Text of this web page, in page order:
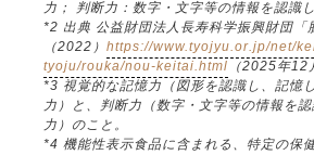
力； 判断力：数字・文字等の情報を認識
*2 出典 公益財団法人長寿科学振興財団「
（2022） https://www.tyojyu.or.jp/net/
tyoju/rouka/nou-keitai.html （2025年12
*3 視覚的な記憶力（図形を認識し、記憶
力）と、判断力（数字・文字等の情報を
力）のこと。
*4 機能性表示食品に含まれる、特定の保